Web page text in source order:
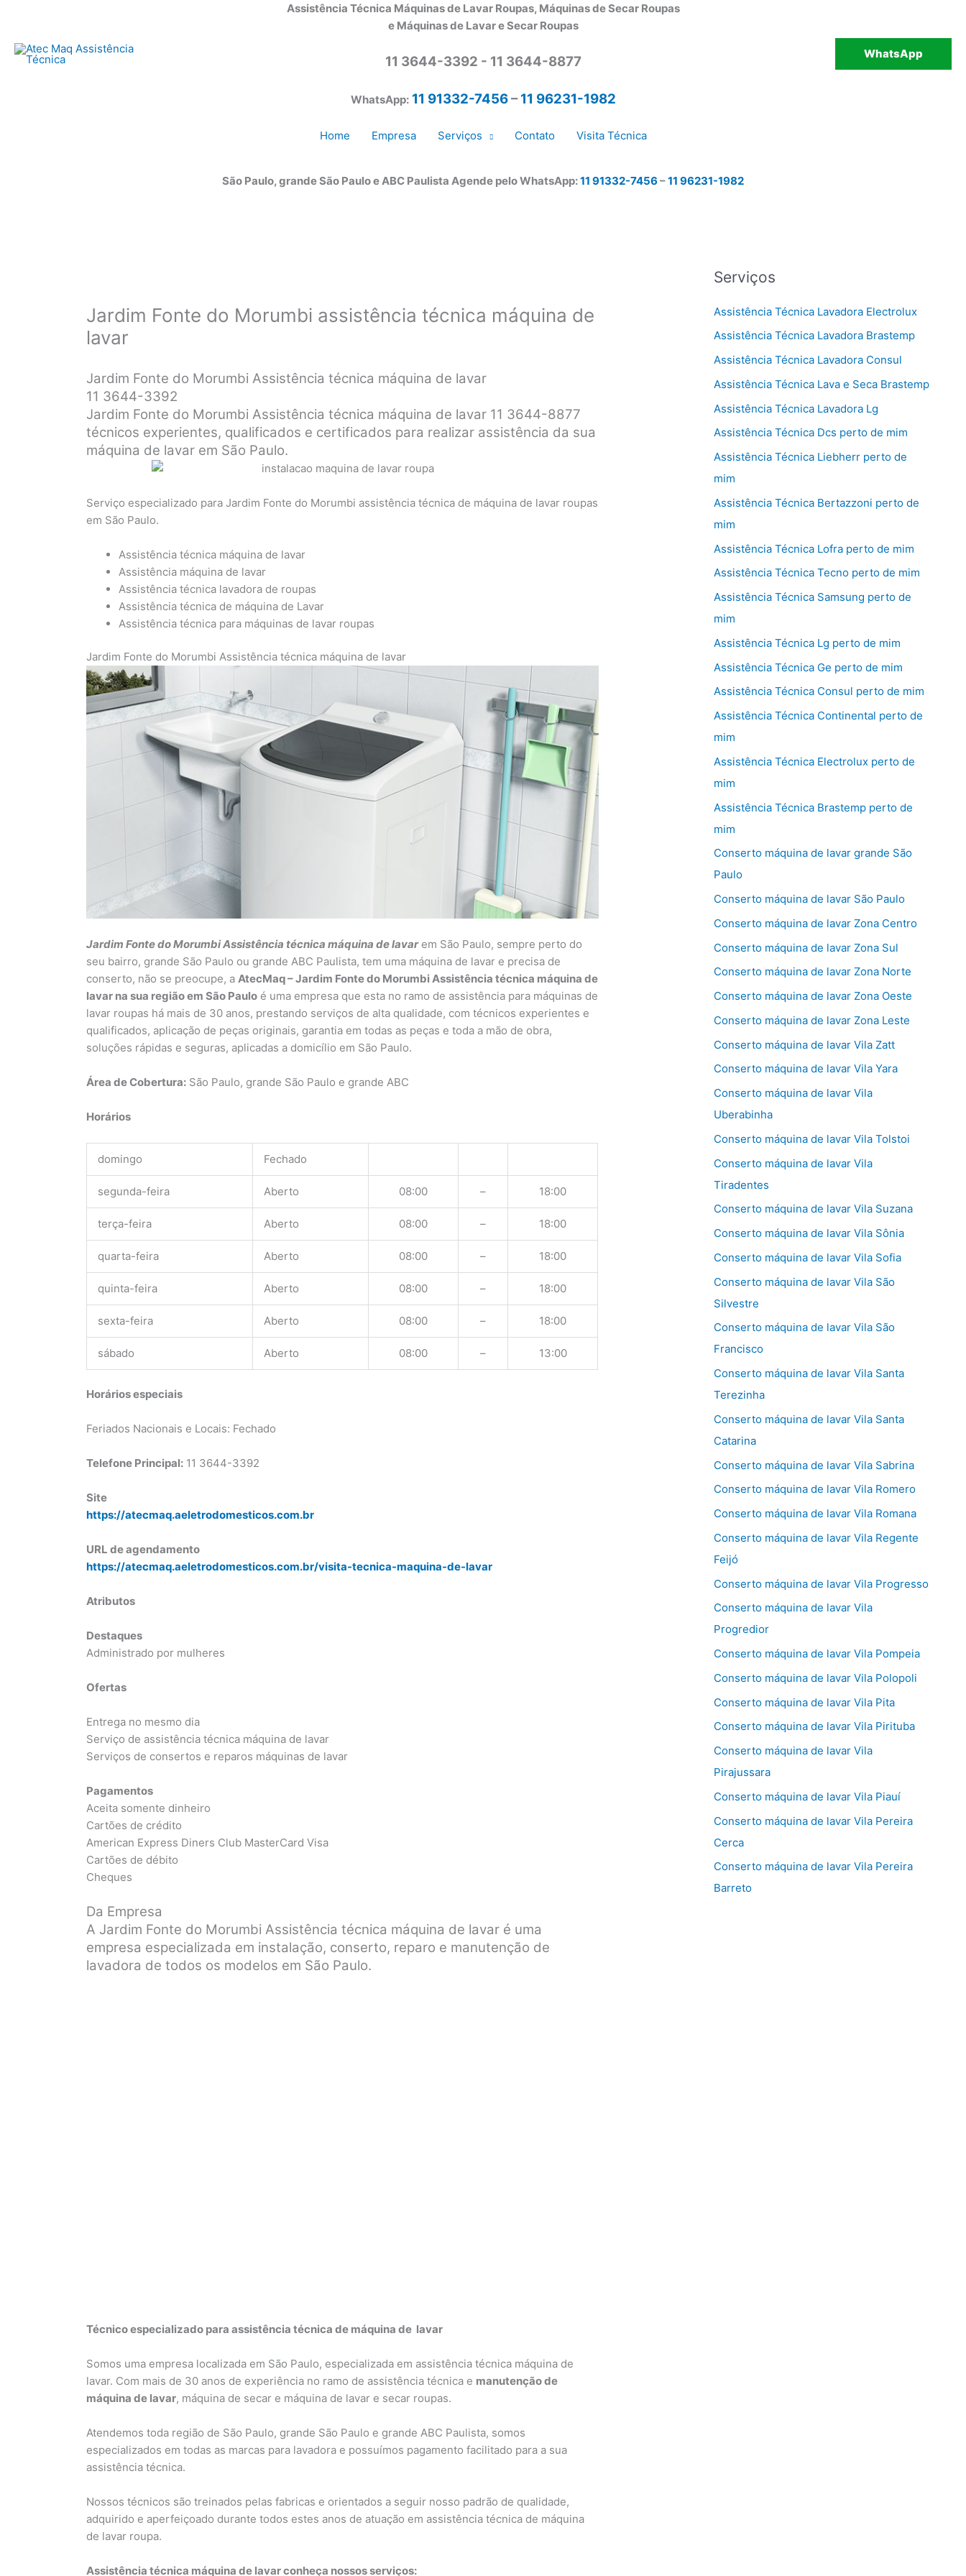
conteúdo
Assistência Técnica Máquinas de Lavar Roupas, Máquinas de Secar Roupas
e Máquinas de Lavar e Secar Roupas
11 3644-3392 - 11 3644-8877
WhatsApp: 11 91332-7456–11 96231-1982
WhatsApp
Home Empresa Serviços Contato Visita Técnica
São Paulo, grande São Paulo e ABC Paulista Agende pelo WhatsApp:11 91332-7456 –11 96231-1982
Jardim Fonte do Morumbi assistência técnica máquina de
lavar
Jardim Fonte do Morumbi Assistência técnica máquina de lavar
11 3644-3392
Jardim Fonte do Morumbi Assistência técnica máquina de lavar 11 3644-8877
técnicos experientes, qualificados e certificados para realizar assistência da sua
máquina de lavar em São Paulo.
Serviço especializado para Jardim Fonte do Morumbi assistência técnica de máquina de lavar roupas
em São Paulo.
Assistência técnica máquina de lavar
Assistência máquina de lavar
Assistência técnica lavadora de roupas
Assistência técnica de máquina de Lavar
Assistência técnica para máquinas de lavar roupas
Jardim Fonte do Morumbi Assistência técnica máquina de lavar
Jardim Fonte do Morumbi Assistência técnica máquina de lavarem São Paulo, sempre perto do
seu bairro, grande São Paulo ou grande ABC Paulista, tem uma máquina de lavar e precisa de
conserto, não se preocupe, a AtecMaq – Jardim Fonte do Morumbi Assistência técnica máquina de
lavar na sua região em São Paulo é uma empresa que esta no ramo de assistência para máquinas de
lavar roupas há mais de 30 anos, prestando serviços de alta qualidade, com técnicos experientes e
qualificados, aplicação de peças originais, garantia em todas as peças e toda a mão de obra,
soluções rápidas e seguras, aplicadas a domicílio em São Paulo.
Área de Cobertura: São Paulo, grande São Paulo e grande ABC
Horários
domingo Fechado
segunda-feira Aberto 08:00 – 18:00
terça-feira Aberto 08:00 – 18:00
quarta-feira Aberto 08:00 – 18:00
quinta-feira Aberto 08:00 – 18:00
sexta-feira Aberto 08:00 – 18:00
sábado Aberto 08:00 – 13:00
Horários especiais
Feriados Nacionais e Locais: Fechado
Telefone Principal: 11 3644-3392
Site
https://atecmaq.aeletrodomesticos.com.br
URL de agendamento
https://atecmaq.aeletrodomesticos.com.br/visita-tecnica-maquina-de-lavar
Atributos
Destaques
Administrado por mulheres
Ofertas
Entrega no mesmo dia
Serviço de assistência técnica máquina de lavar
Serviços de consertos e reparos máquinas de lavar
Pagamentos
Aceita somente dinheiro
Cartões de crédito
American Express Diners Club MasterCard Visa
Cartões de débito
Cheques
Da Empresa
A Jardim Fonte do Morumbi Assistência técnica máquina de lavar é uma
empresa especializada em instalação, conserto, reparo e manutenção de
lavadora de todos os modelos em São Paulo.
Técnico especializado para assistência técnica de máquina de lavar
Somos uma empresa localizada em São Paulo, especializada em assistência técnica máquina de
lavar. Com mais de 30 anos de experiência no ramo de assistência técnica e manutenção de
máquina de lavar, máquina de secar e máquina de lavar e secar roupas.
Atendemos toda região de São Paulo, grande São Paulo e grande ABC Paulista, somos
especializados em todas as marcas para lavadora e possuímos pagamento facilitado para a sua
assistência técnica.
Nossos técnicos são treinados pelas fabricas e orientados a seguir nosso padrão de qualidade,
adquirido e aperfeiçoado durante todos estes anos de atuação em assistência técnica de máquina
de lavar roupa.
Assistência técnica máquina de lavar conheça nossos serviços:
Serviços
Assistência Técnica Lavadora Electrolux
Assistência Técnica Lavadora Brastemp
Assistência Técnica Lavadora Consul
Assistência Técnica Lava e Seca Brastemp
Assistência Técnica Lavadora Lg
Assistência Técnica Dcs perto de mim
Assistência Técnica Liebherr perto de
mim
Assistência Técnica Bertazzoni perto de
mim
Assistência Técnica Lofra perto de mim
Assistência Técnica Tecno perto de mim
Assistência Técnica Samsung perto de
mim
Assistência Técnica Lg perto de mim
Assistência Técnica Ge perto de mim
Assistência Técnica Consul perto de mim
Assistência Técnica Continental perto de
mim
Assistência Técnica Electrolux perto de
mim
Assistência Técnica Brastemp perto de
mim
Conserto máquina de lavar grande São
Paulo
Conserto máquina de lavar São Paulo
Conserto máquina de lavar Zona Centro
Conserto máquina de lavar Zona Sul
Conserto máquina de lavar Zona Norte
Conserto máquina de lavar Zona Oeste
Conserto máquina de lavar Zona Leste
Conserto máquina de lavar Vila Zatt
Conserto máquina de lavar Vila Yara
Conserto máquina de lavar Vila
Uberabinha
Conserto máquina de lavar Vila Tolstoi
Conserto máquina de lavar Vila
Tiradentes
Conserto máquina de lavar Vila Suzana
Conserto máquina de lavar Vila Sônia
Conserto máquina de lavar Vila Sofia
Conserto máquina de lavar Vila São
Silvestre
Conserto máquina de lavar Vila São
Francisco
Conserto máquina de lavar Vila Santa
Terezinha
Conserto máquina de lavar Vila Santa
Catarina
Conserto máquina de lavar Vila Sabrina
Conserto máquina de lavar Vila Romero
Conserto máquina de lavar Vila Romana
Conserto máquina de lavar Vila Regente
Feijó
Conserto máquina de lavar Vila Progresso
Conserto máquina de lavar Vila
Progredior
Conserto máquina de lavar Vila Pompeia
Conserto máquina de lavar Vila Polopoli
Conserto máquina de lavar Vila Pita
Conserto máquina de lavar Vila Pirituba
Conserto máquina de lavar Vila
Pirajussara
Conserto máquina de lavar Vila Piauí
Conserto máquina de lavar Vila Pereira
Cerca
Conserto máquina de lavar Vila Pereira
Barreto